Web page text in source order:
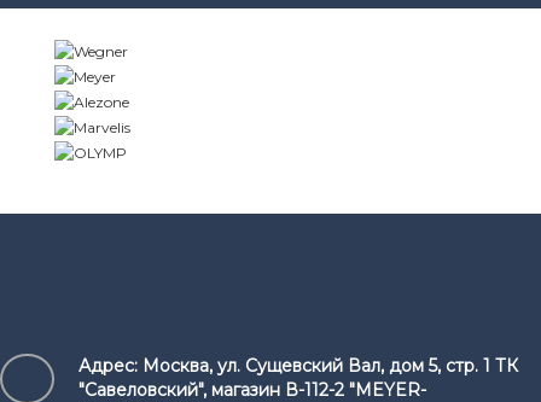
Адрес: Москва, ул. Сущевский Вал, дом 5, стр. 1 ТК
"Савеловский", магазин В-112-2 "MEYER-